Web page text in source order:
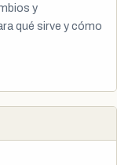
y
qué sirve y cómo